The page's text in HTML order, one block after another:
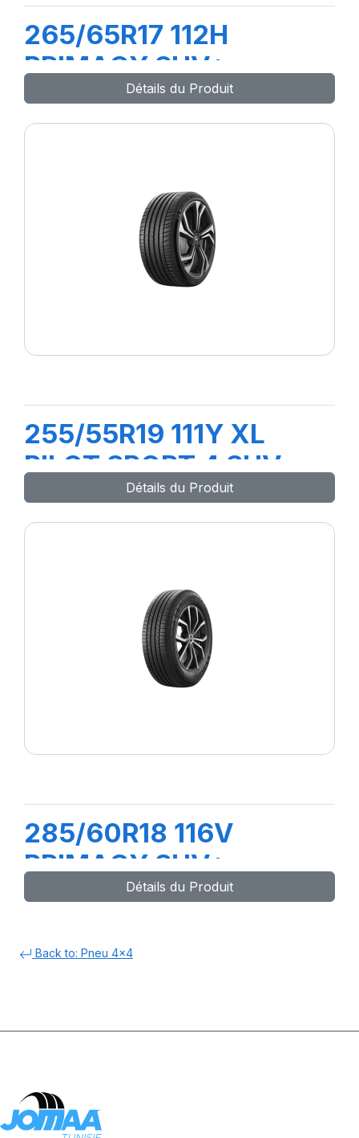
265/65R17 112H
PRIMACY SUV+
Détails du Produit
255/55R19 111Y XL
PILOT SPORT 4 SUV
Détails du Produit
285/60R18 116V
PRIMACY SUV+
Détails du Produit
Back to: Pneu 4x4